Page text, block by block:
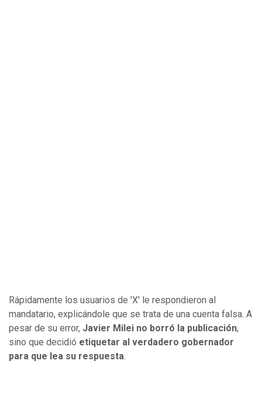
Rápidamente los usuarios de 'X' le respondieron al
mandatario, explicándole que se trata de una cuenta falsa. A
pesar de su error, Javier Milei no borró la publicación,
sino que decidió etiquetar al verdadero gobernador
para que lea su respuesta